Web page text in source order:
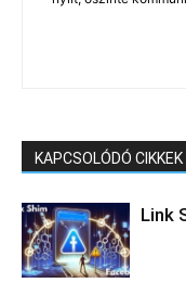
KAPCSOLÓDÓ CIKKEK
Link